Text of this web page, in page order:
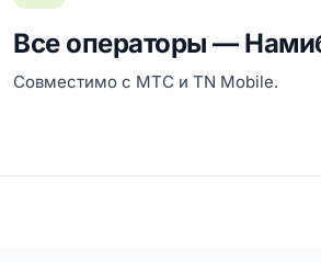
Все операторы —
Совместимо с MTC и TN Mobile.